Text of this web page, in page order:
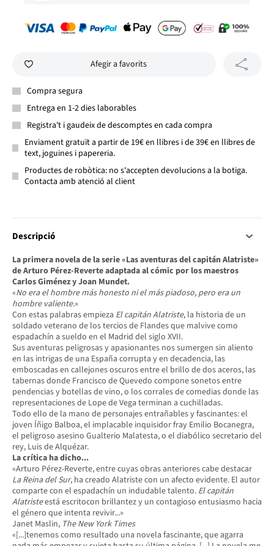
Afegir a favorits
Compra segura
Entrega en 1-2 dies laborables
Registra't i gaudeix de descomptes en cada compra
Enviament gratuït a partir de 19€ en llibres i de 39€ en llibres de
text, joguines i papereria.
Productes de robòtica: no s'accepten devolucions a la botiga.
Contacta amb atenció al client
Descripció
La primera novela de la serie «Las aventuras del capitán Alatriste»
de Arturo Pérez-Reverte adaptada al cómic por los maestros
Carlos Giménez y Joan Mundet.
«No era el hombre más honesto ni el más piadoso, pero era un
hombre valiente.»
Con estas palabras empieza El capitán Alatriste, la historia de un
soldado veterano de los tercios de Flandes que malvive como
espadachín a sueldo en el Madrid del siglo XVII.
Sus aventuras peligrosas y apasionantes nos sumergen sin aliento
en las intrigas de una España corrupta y en decadencia, las
emboscadas en callejones oscuros entre el brillo de dos aceros, las
tabernas donde Francisco de Quevedo compone sonetos entre
pendencias y botellas de vino, o los corrales de comedias donde las
representaciones de Lope de Vega terminan a cuchilladas.
Todo ello de la mano de personajes entrañables y fascinantes: el
joven Íñigo Balboa, el implacable inquisidor fray Emilio Bocanegra,
el peligroso asesino Gualterio Malatesta, o el diabólico secretario del
rey, Luis de Alquézar.
La crítica ha dicho...
«Arturo Pérez-Reverte, entre cuyas obras anteriores cabe destacar
La Reina del Sur, ha creado Alatriste con un afecto evidente. El autor
comparte con el espadachín un indudable talento. El capitán
Alatristeestá escritocon brillantez y un contagioso entusiasmo hacia
el género que intenta revivir...»
Janet Maslin, The New York Times
«[...]tenemos como resultado una novela fascinante, que agarra